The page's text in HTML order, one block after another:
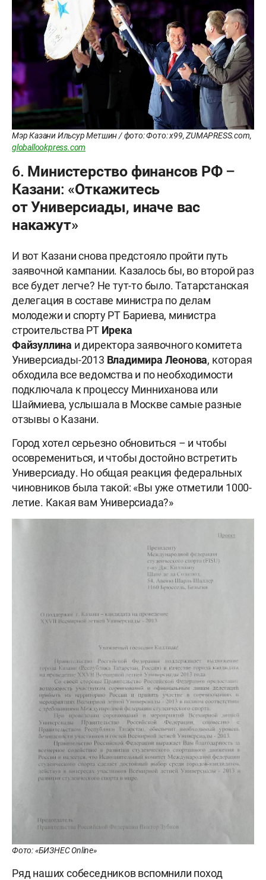
Мэр Казани Ильсур Метшин / фото: Фото: x99, ZUMAPRESS.com,
globallookpress.com
6. Министерство финансов РФ –
Казани: «Откажитесь
от Универсиады, иначе вас
накажут»
И вот Казани снова предстояло пройти путь
заявочной кампании. Казалось бы, во второй раз
все будет легче? Не тут-то было. Татарстанская
делегация в составе министра по делам
молодежи и спорту РТ Бариева, министра
строительства РТ Ирека
Файзуллина и директора заявочного комитета
Универсиады-2013 Владимира Леонова, которая
обходила все ведомства и по необходимости
подключала к процессу Минниханова или
Шаймиева, услышала в Москве самые разные
отзывы о Казани.
Город хотел серьезно обновиться – и чтобы
осовремениться, и чтобы достойно встретить
Универсиаду. Но общая реакция федеральных
чиновников была такой: «Вы уже отметили 1000-
летие. Какая вам Универсиада?»
Фото: «БИЗНЕС Online»
Ряд наших собеседников вспомнили поход